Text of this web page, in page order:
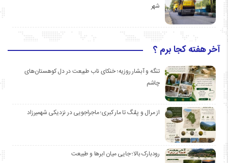
شهر
آخر هفته کجا برم ؟
تنگه و آبشار روزیه؛ خنکای ناب طبیعت در دل کوهستان‌های
چاشم
از مرال و پلنگ تا مار کبری؛ ماجراجویی در نزدیکی شهمیرزاد
رودبارک بالا؛ جایی میان ابرها و طبیعت